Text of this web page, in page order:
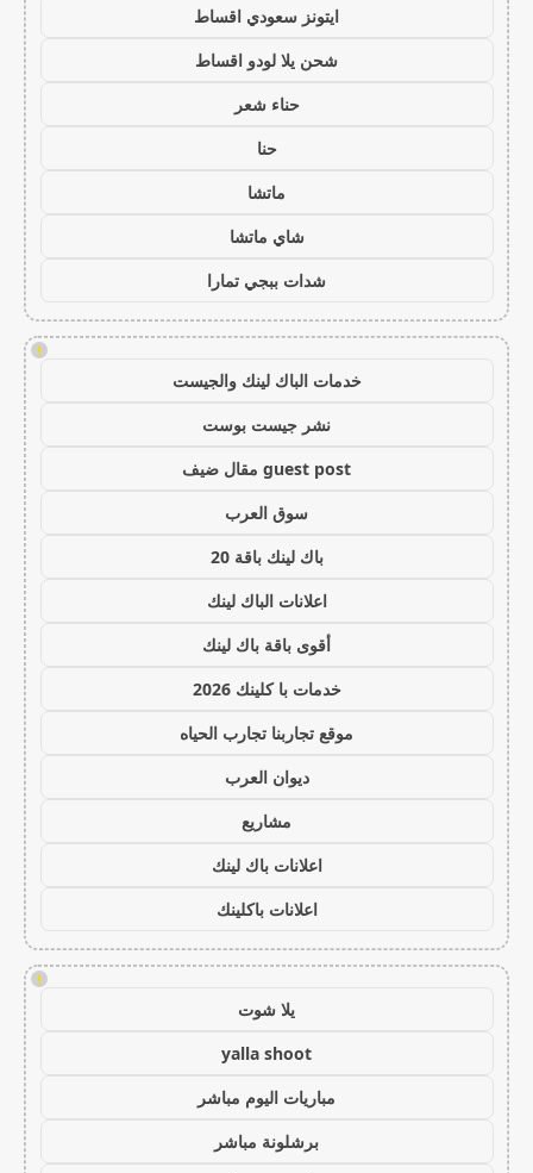
ايتونز سعودي اقساط
شحن يلا لودو اقساط
حناء شعر
حنا
ماتشا
شاي ماتشا
شدات ببجي تمارا
!
خدمات الباك لينك والجيست
نشر جيست بوست
guest post مقال ضيف
سوق العرب
باك لينك باقة 20
اعلانات الباك لينك
أقوى باقة باك لينك
خدمات با كلينك 2026
موقع تجاربنا تجارب الحياه
ديوان العرب
مشاريع
اعلانات باك لينك
اعلانات باكلينك
!
يلا شوت
yalla shoot
مباريات اليوم مباشر
برشلونة مباشر